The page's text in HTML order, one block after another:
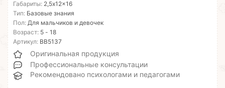
Габариты: 2,5x12x16
Тип: Базовые знания
Пол: Для мальчиков и девочек
Возраст: 5 - 18
Артикул: ВВ5137
Оригинальная продукция
Профессиональные консультации
Рекомендовано психологами и педагогами